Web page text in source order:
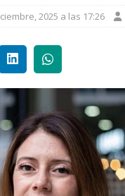
2025 a las 17:26